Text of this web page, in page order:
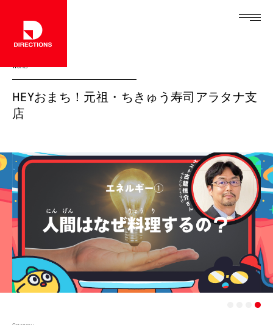
Works
HEYおまち！元祖・ちきゅう寿司アラタナ支
店